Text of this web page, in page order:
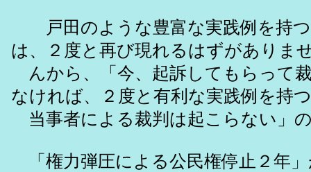
戸田のような豊富な実践例を持つ
は、２度と再び現れるはずがありま
んから、「今、起訴してもらって
なければ、２度と有利な実践例を持つ
当事者による裁判は起こらない」
「権力弾圧による公民権停止２年